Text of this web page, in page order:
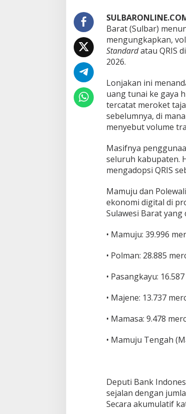
d
i
S
u
l
r
T
e
m
b
u
s
5
J
u
t
a
A
w
l
a
h
n
0
Barat (Sulbar)
mengungkapkan,
Standardatau QRIS
2026.
Lonjakan ini
uang tunai ke gaya
tercatat meroket
sebelumnya, di
menyebut volume
Masifnya
seluruh kabupaten.
mengadopsi QRIS
Mamuju dan
ekonomi digital di
Sulawesi Barat yang
• Mamuju: 39.996
• Polman: 28.885
• Pasangkayu:
• Majene: 13.737
• Mamasa: 9.478
• Mamuju Tengah
Deputi Bank
sejalan dengan
Secara akumulatif